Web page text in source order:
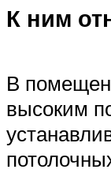
К ним
В
высоким